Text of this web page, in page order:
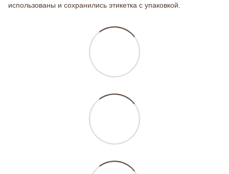
использованы и сохранились этикетка с упаковкой.